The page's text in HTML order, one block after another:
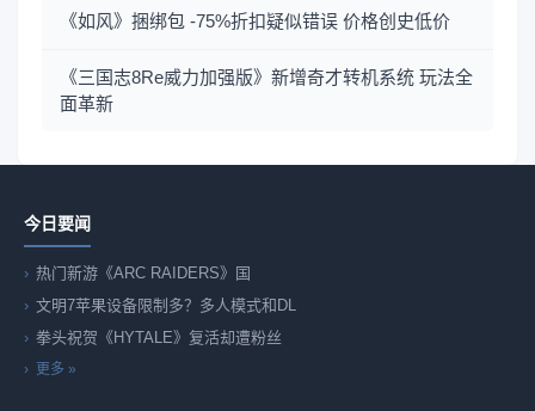
《如风》捆绑包 -75%折扣疑似错误 价格创史低价
《三国志8Re威力加强版》新增奇才转机系统 玩法全
面革新
今日要闻
热门新游《ARC RAIDERS》国
文明7苹果设备限制多？多人模式和DL
拳头祝贺《HYTALE》复活却遭粉丝
更多 »